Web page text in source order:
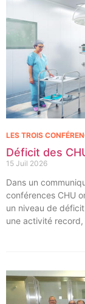
Déficit des
15 Juil 2026
LES TROIS
Dans un
conférences CHU
un niveau de
une activité